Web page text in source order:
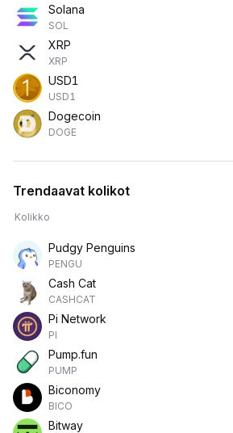
Solana
SOL
XRP
XRP
USD1
USD1
Dogecoin
DOGE
Trendaavat kolikot
Kolikko
Pudgy Penguins
PENGU
Cash Cat
CASHCAT
Pi Network
PI
Pump.fun
PUMP
Biconomy
BICO
Bitway